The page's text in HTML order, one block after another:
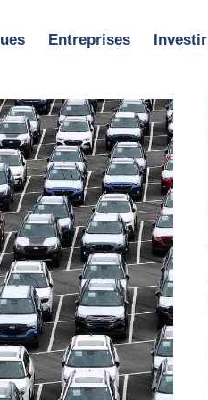
Entreprises Investir